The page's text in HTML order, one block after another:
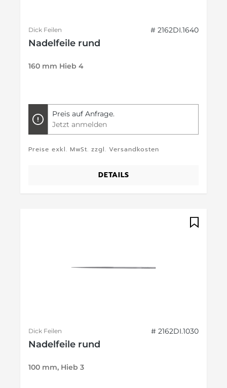
Dick Feilen # 2162DI.1640
Nadelfeile rund
160 mm Hieb 4
Preis auf Anfrage.
Jetzt anmelden
Preise exkl. MwSt. zzgl. Versandkosten
DETAILS
Dick Feilen # 2162DI.1030
Nadelfeile rund
100 mm, Hieb 3